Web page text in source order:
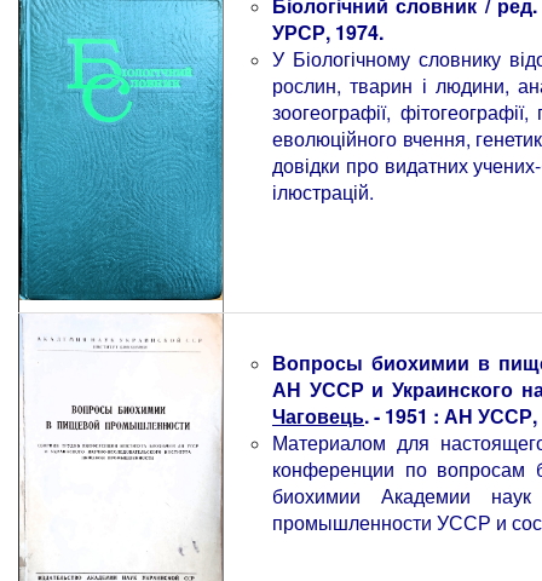
УРСР, 1974.
У Біологічному словнику
рослин, тварин і людини,
зоогеографії,
еволюційного вчення,
довідки про видатних
ілюстрацій.
Вопросы биохимии в
АН УССР и Украинского
Чаговець. - 1951 : АН УССР,
Материалом для
конференции по вопросам
биохимии Академии
промышленности УССР и